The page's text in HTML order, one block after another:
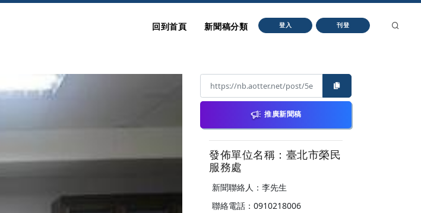
回到首頁 新聞稿分類 登入 刊登
推廣新聞稿
發佈單位名稱：臺北市榮民
服務處
新聞聯絡人：李先生
聯絡電話：0910218006